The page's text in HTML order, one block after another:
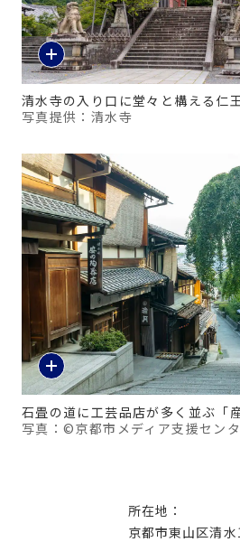
清水寺の入り口に堂々と構える仁王
写真提供：清水寺
石畳の道に工芸品店が多く並ぶ「
写真：©京都市メディア支援セン
所在地：
京都市東山区清